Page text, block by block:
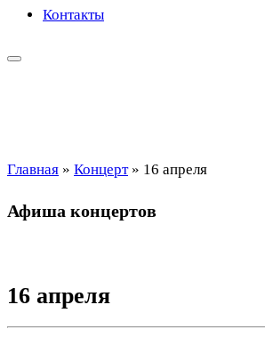
Контакты
Главная » Концерт » 16 апреля
Афиша концертов
16 апреля